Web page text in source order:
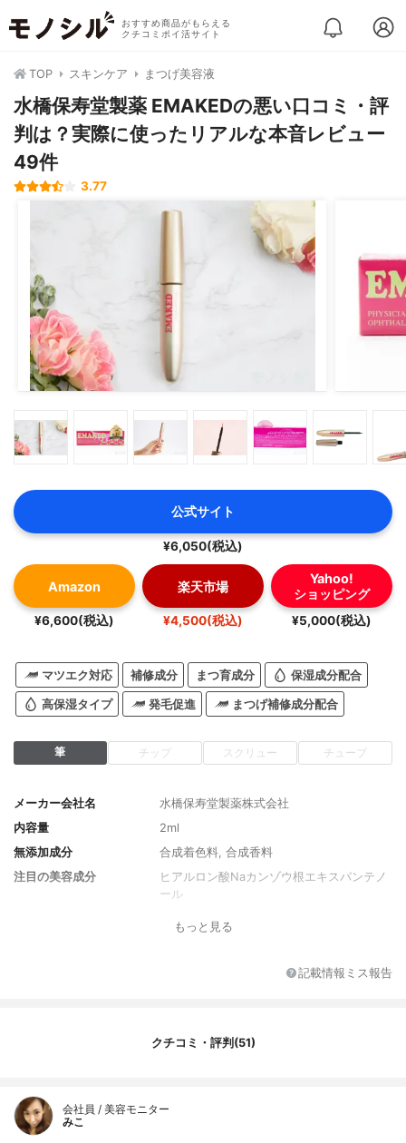
おすすめ商品がもらえる
クチコミポイ活サイト
TOP スキンケア まつげ美容液
水橋保寿堂製薬 EMAKEDの悪い口コミ・評
判は？実際に使ったリアルな本音レビュー
49件
3.77
公式サイト
¥6,050(税込)
Amazon
¥6,600(税込)
楽天市場
¥4,500(税込)
Yahoo!
ショッピング
¥5,000(税込)
マツエク対応 補修成分 まつ育成分 保湿成分配合
高保湿タイプ 発毛促進 まつげ補修成分配合
筆 チップ スクリュー チューブ
メーカー会社名
水橋保寿堂製薬株式会社
内容量
2ml
無添加成分
合成着色料, 合成香料
注目の美容成分
ヒアルロン酸Naカンゾウ根エキスパンテノ
ール
もっと見る
記載情報ミス報告
クチコミ・評判(51)
会社員 / 美容モニター
みこ